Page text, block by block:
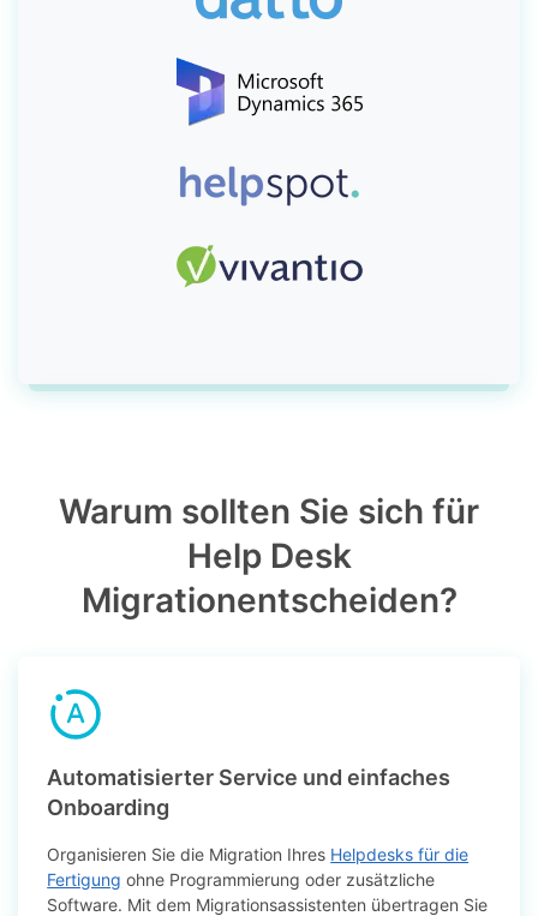
Warum sollten Sie sich für
Help Desk
Migrationentscheiden?
Automatisierter Service und einfaches
Onboarding
Organisieren Sie die Migration Ihres Helpdesks für die
Fertigung ohne Programmierung oder zusätzliche
Software. Mit dem Migrationsassistenten übertragen Sie